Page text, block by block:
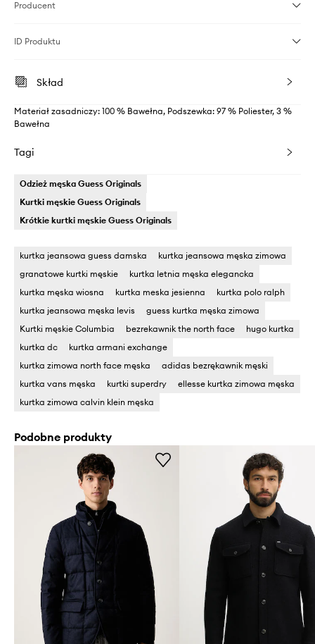
Producent
ID Produktu
Skład
Materiał zasadniczy: 100 % Bawełna, Podszewka: 97 % Poliester, 3 %
Bawełna
Tagi
Odzież męska Guess Originals
Kurtki męskie Guess Originals
Krótkie kurtki męskie Guess Originals
kurtka jeansowa guess damska
kurtka jeansowa męska zimowa
granatowe kurtki męskie
kurtka letnia męska elegancka
kurtka męska wiosna
kurtka meska jesienna
kurtka polo ralph
kurtka jeansowa męska levis
guess kurtka męska zimowa
Kurtki męskie Columbia
bezrekawnik the north face
hugo kurtka
kurtka dc
kurtka armani exchange
kurtka zimowa north face męska
adidas bezrękawnik męski
kurtka vans męska
kurtki superdry
ellesse kurtka zimowa męska
kurtka zimowa calvin klein męska
Podobne produkty